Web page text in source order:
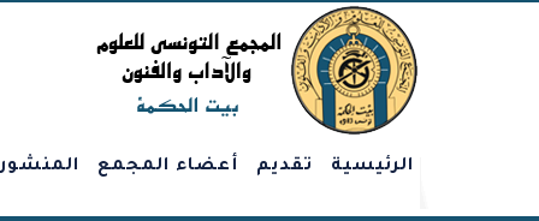
الرئيسية تقديم أعضاء المجمع